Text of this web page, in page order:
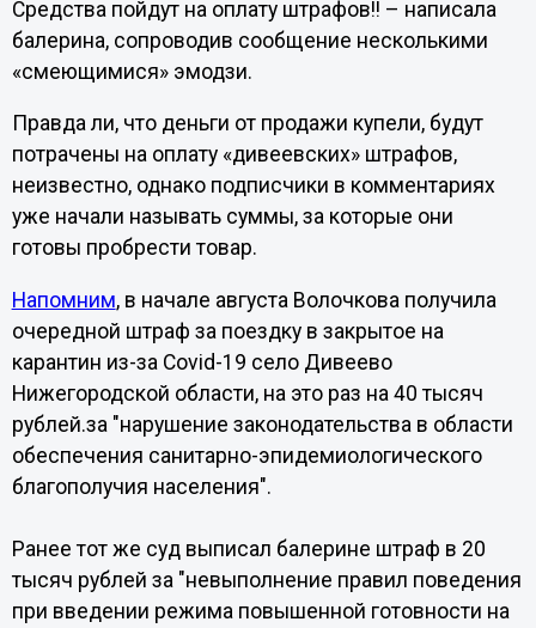
Средства пойдут на оплату штрафов!! – написала
балерина, сопроводив сообщение несколькими
«смеющимися» эмодзи.
Правда ли, что деньги от продажи купели, будут
потрачены на оплату «дивеевских» штрафов,
неизвестно, однако подписчики в комментариях
уже начали называть суммы, за которые они
готовы пробрести товар.
Напомним, в начале августа Волочкова получила
очередной штраф за поездку в закрытое на
карантин из-за Covid-19 село Дивеево
Нижегородской области, на это раз на 40 тысяч
рублей.за "нарушение законодательства в области
обеспечения санитарно-эпидемиологического
благополучия населения".
Ранее тот же суд выписал балерине штраф в 20
тысяч рублей за "невыполнение правил поведения
при введении режима повышенной готовности на